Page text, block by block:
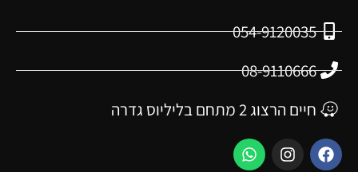
054-9120035
08-9110666
חיים הרצוג 2 מתחם בליליוס גדרה